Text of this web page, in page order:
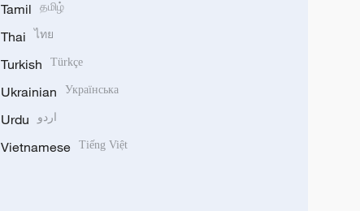
Tamil தமிழ்
Thai ไทย
Turkish Türkçe
Ukrainian Українська
Urdu اردو
Vietnamese Tiếng Việt